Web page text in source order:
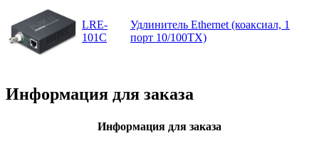
LRE-
101C
Удлинитель Ethernet (коаксиал, 1
порт 10/100TX)
Информация для заказа
Информация для заказа